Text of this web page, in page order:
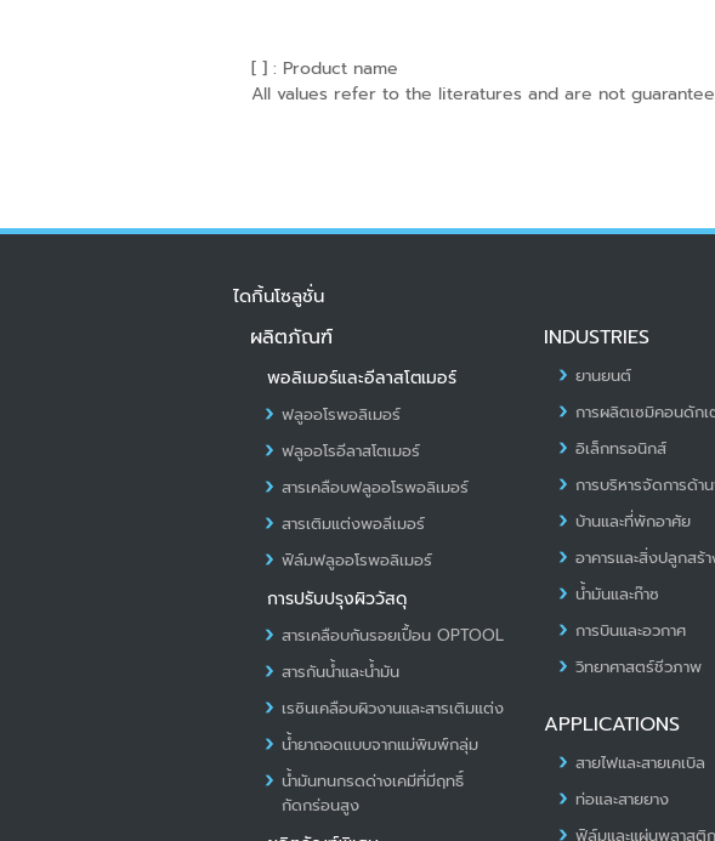
[ ] : Product name
All values refer to the literatures and are not
ไดกิ้นโซลูชั่น
ผลิตภัณฑ์
พอลิเมอร์และอีลาสโตเมอร์
ฟลูออโรพอลิเมอร์
ฟลูออโรอีลาสโตเมอร์
สารเคลือบฟลูออโรพอลิเมอร์
สารเติมแต่งพอลีเมอร์
ฟิล์มฟลูออโรพอลิเมอร์
การปรับปรุงผิววัสดุ
สารเคลือบกันรอยเปื้อน OPTOOL
สารกันน้ำและน้ำมัน
เรซินเคลือบผิวงานและสารเติมแต่ง
น้ำยาถอดแบบจากแม่พิมพ์กลุ่ม
น้ำมันทนกรดด่างเคมีที่มีฤทธิ์
กัดกร่อนสูง
INDUSTRIES
ยานยนต์
การผลิตเซมิคอนดัก
อิเล็กทรอนิกส์
การบริหารจัดการด้า
บ้านและที่พักอาศัย
อาคารและสิ่งปลูกสร้
น้ำมันและก๊าซ
การบินและอวกาศ
วิทยาศาสตร์ชีวภาพ
APPLICATIONS
สายไฟและสายเคเบิล
ท่อและสายยาง
ฟิล์มและแผ่นพลาสติก